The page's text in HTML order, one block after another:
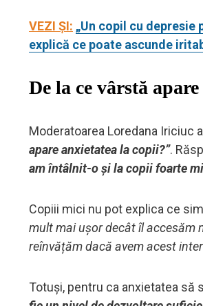
VEZI ȘI: „Un copil cu
explică ce poate ascunde
De la ce vârstă
Moderatoarea Loredana Iriciuc
apare anxietatea la copii?”.
am întâlnit-o și la copii foarte
Copiii mici nu pot explica ce
mult mai ușor decât îl accesăm
reînvățăm dacă avem acest
Totuși, pentru ca anxietatea